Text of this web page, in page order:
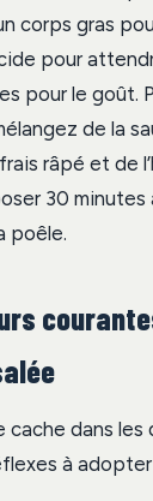
corps gras
pour
pour le goût.
de la
râpé et de
30 minutes
poêle.
cache dans les
à